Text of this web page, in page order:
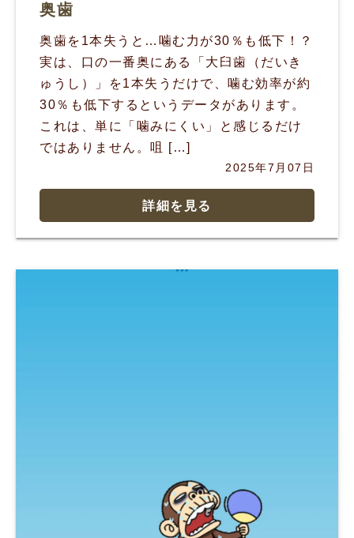
奥歯
奥歯を1本失うと…噛む力が30％も低下！？
実は、口の一番奥にある「大臼歯（だいき
ゅうし）」を1本失うだけで、噛む効率が約
30％も低下するというデータがあります。
これは、単に「噛みにくい」と感じるだけ
ではありません。咀 […]
2025年7月07日
詳細を見る